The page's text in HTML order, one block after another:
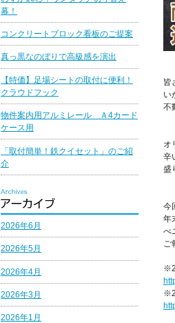
皆
い
不
オ
辛
盛
今
年
べ
ご
幕！
コンクリートブロック看板のご提案
真っ黒なのぼりで高級感を演出
【特価】足場シートの取付に便利！
クラウドフック
物件案内用アルミレール Ａ4カード
ケース用
「取付簡単！鉄クイセット」のご紹
介
2026年6月
2026年5月
2026年4月
2026年3月
2026年1月